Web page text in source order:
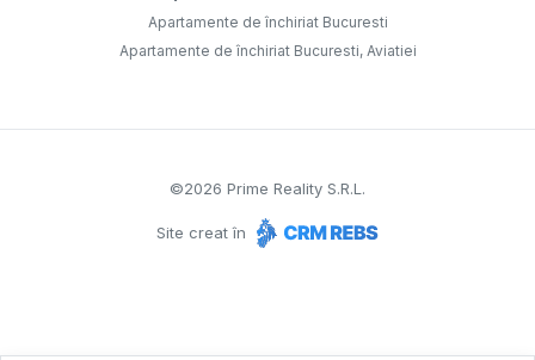
Apartamente de închiriat Bucuresti
Apartamente de închiriat Bucuresti, Aviatiei
©2026 Prime Reality S.R.L.
Site creat în